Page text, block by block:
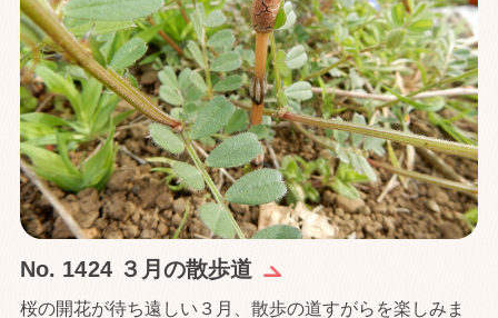
No. 1424 ３月の散歩道
桜の開花が待ち遠しい３月、散歩の道すがらを楽しみま